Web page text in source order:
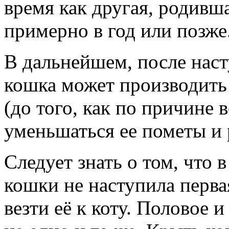
время как другая,
примерно в год или
В дальнейшем, после
кошка может производить
(до того, как по причине
уменьшаться ее пометы и
Следует знать о том, что
кошки не наступила
везти её к коту. Половое